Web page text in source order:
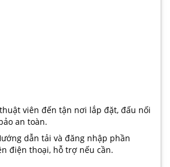
viên đến tận nơi lắp đặt, đấu nối
an toàn.
dẫn tải và đăng nhập phần
điện thoại, hỗ trợ nếu cần.